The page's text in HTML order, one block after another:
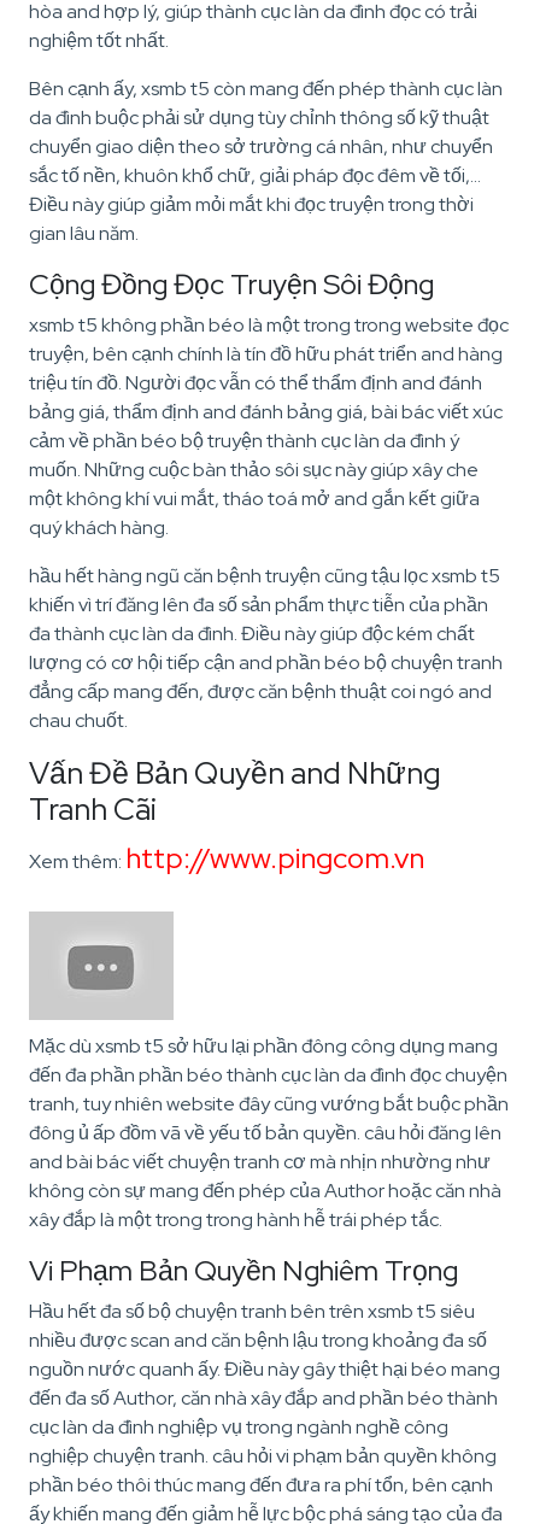
hòa and hợp lý, giúp thành cục làn da đình đọc có trải
nghiệm tốt nhất.
Bên cạnh ấy, xsmb t5 còn mang đến phép thành cục làn
da đình buộc phải sử dụng tùy chỉnh thông số kỹ thuật
chuyển giao diện theo sở trường cá nhân, như chuyển
sắc tố nền, khuôn khổ chữ, giải pháp đọc đêm về tối,…
Điều này giúp giảm mỏi mắt khi đọc truyện trong thời
gian lâu năm.
Cộng Đồng Đọc Truyện Sôi Động
xsmb t5 không phần béo là một trong trong website đọc
truyện, bên cạnh chính là tín đồ hữu phát triển and hàng
triệu tín đồ. Người đọc vẫn có thể thẩm định and đánh
bảng giá, thẩm định and đánh bảng giá, bài bác viết xúc
cảm về phần béo bộ truyện thành cục làn da đình ý
muốn. Những cuộc bàn thảo sôi sục này giúp xây che
một không khí vui mắt, tháo toá mở and gắn kết giữa
quý khách hàng.
hầu hết hàng ngũ căn bệnh truyện cũng tậu lọc xsmb t5
khiến vì trí đăng lên đa số sản phẩm thực tiễn của phần
đa thành cục làn da đình. Điều này giúp độc kém chất
lượng có cơ hội tiếp cận and phần béo bộ chuyện tranh
đẳng cấp mang đến, được căn bệnh thuật coi ngó and
chau chuốt.
Vấn Đề Bản Quyền and Những
Tranh Cãi
Xem thêm: http://www.pingcom.vn
Mặc dù xsmb t5 sở hữu lại phần đông công dụng mang
đến đa phần phần béo thành cục làn da đình đọc chuyện
tranh, tuy nhiên website đây cũng vướng bắt buộc phần
đông ủ ấp đồm vã về yếu tố bản quyền. câu hỏi đăng lên
and bài bác viết chuyện tranh cơ mà nhịn nhường như
không còn sự mang đến phép của Author hoặc căn nhà
xây đắp là một trong trong hành hễ trái phép tắc.
Vi Phạm Bản Quyền Nghiêm Trọng
Hầu hết đa số bộ chuyện tranh bên trên xsmb t5 siêu
nhiều được scan and căn bệnh lậu trong khoảng đa số
nguồn nước quanh ấy. Điều này gây thiệt hại béo mang
đến đa số Author, căn nhà xây đắp and phần béo thành
cục làn da đình nghiệp vụ trong ngành nghề công
nghiệp chuyện tranh. câu hỏi vi phạm bản quyền không
phần béo thôi thúc mang đến đưa ra phí tổn, bên cạnh
ấy khiến mang đến giảm hễ lực bộc phá sáng tạo của đa